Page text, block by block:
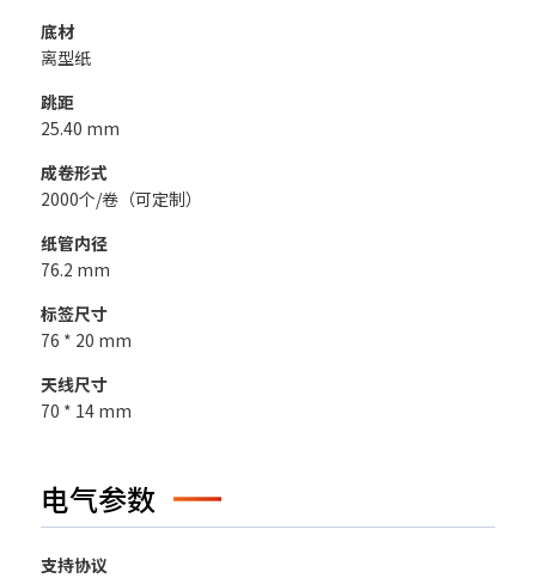
底材
离型纸
跳距
25.40 mm
成卷形式
2000个/卷（可定制）
纸管内径
76.2 mm
标签尺寸
76 * 20 mm
天线尺寸
70 * 14 mm
电气参数
支持协议